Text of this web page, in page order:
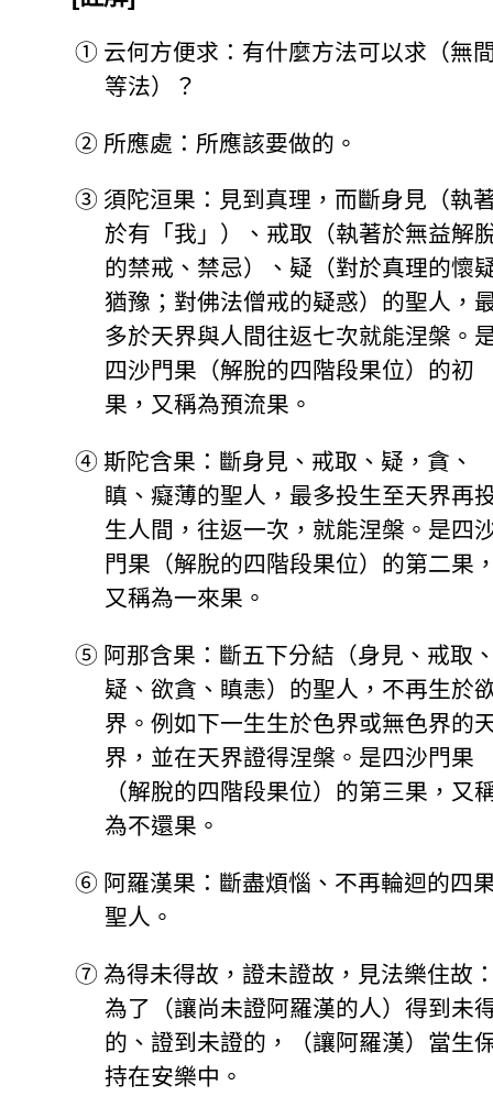
① 云何方便求：有什麼方法可以求（無
等法）？
② 所應處：所應該要做的。
③ 須陀洹果：見到真理，而斷身見（執
於有「我」）、戒取（執著於無益解
的禁戒、禁忌）、疑（對於真理的懷
猶豫；對佛法僧戒的疑惑）的聖人，
多於天界與人間往返七次就能涅槃。
四沙門果（解脫的四階段果位）的初
果，又稱為預流果。
④ 斯陀含果：斷身見、戒取、疑，貪、
瞋、癡薄的聖人，最多投生至天界再
生人間，往返一次，就能涅槃。是四
門果（解脫的四階段果位）的第二果
又稱為一來果。
⑤ 阿那含果：斷五下分結（身見、戒取
疑、欲貪、瞋恚）的聖人，不再生於
界。例如下一生生於色界或無色界的
界，並在天界證得涅槃。是四沙門果
（解脫的四階段果位）的第三果，又
為不還果。
⑥ 阿羅漢果：斷盡煩惱、不再輪迴的四
聖人。
⑦ 為得未得故，證未證故，見法樂住故
為了（讓尚未證阿羅漢的人）得到未
的、證到未證的，（讓阿羅漢）當生
持在安樂中。